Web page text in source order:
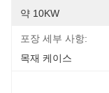
약 10KW
포장 세부 사항:
목재 케이스